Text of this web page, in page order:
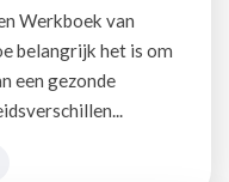
Werkboek van
belangrijk het is om
een gezonde